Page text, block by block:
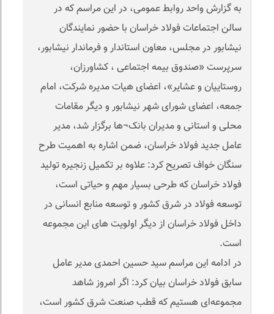
به گزارش واحد روابط عمومی، در این مراسم که در
سالن اجتماعات فولاد خراسان با حضور نمایندگان
نیشابور در مجلس، معاون استاندار و فرماندار نیشابور،
سرپرست «صندوق بیمه اجتماعی ، کشاورزان،
روستاییان و عشایر»، اعضای هیات مدیره شرکت، امام
جمعه، اعضای شورای شهر نیشابور و دیگر مقامات
محلی و استانی و مدیران بانک¬ها برگزار شد، مدیر
عامل جدید فولاد خراسان، ضمن اشاره به اهمیت طرح
سنگان خواف تصریح کرد: علاوه بر تکمیل زنجیره تولید
فولاد خراسان که طرحی بسیار مهم و حیاتی است،
توسعه فولاد در شرق کشور و توسعه منابع انسانی در
داخل فولاد خراسان از دیگر اولویت های این مجموعه
است.
در ادامه این مراسم سید حسین احمدی مدیر عامل
سابق فولاد خراسان بیان کرد: اگر امروز شاهد
مجموعه‌ای هستیم که قطب صنعت شرق کشور است،